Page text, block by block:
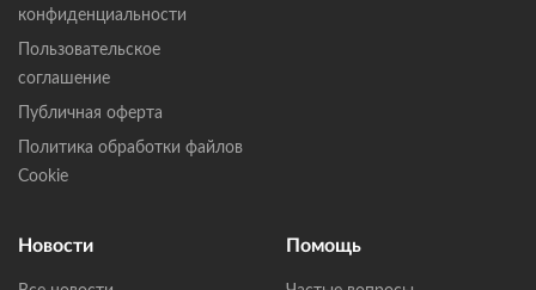
конфиденциальности
Пользовательское
соглашение
Публичная оферта
Политика обработки файлов
Cookie
Новости Помощь